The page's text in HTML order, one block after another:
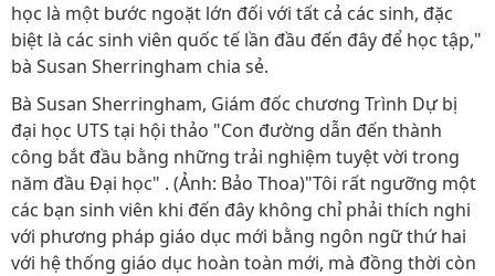
học là một bước ngoặt lớn đối với tất cả các sinh, đặc
biệt là các sinh viên quốc tế lần đầu đến đây để học tập,"
bà Susan Sherringham chia sẻ.
Bà Susan Sherringham, Giám đốc chương Trình Dự bị
đại học UTS tại hội thảo "Con đường dẫn đến thành
công bắt đầu bằng những trải nghiệm tuyệt vời trong
năm đầu Đại học" . (Ảnh: Bảo Thoa)"Tôi rất ngưỡng một
các bạn sinh viên khi đến đây không chỉ phải thích nghi
với phương pháp giáo dục mới bằng ngôn ngữ thứ hai
với hệ thống giáo dục hoàn toàn mới, mà đồng thời còn